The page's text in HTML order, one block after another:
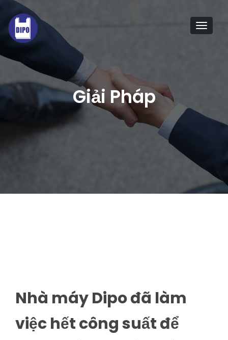
Giải Pháp
Nhà máy Dipo đã làm
việc hết công suất để